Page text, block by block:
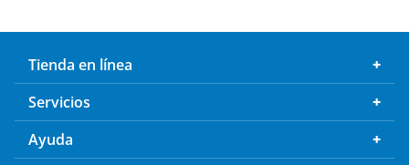
Tienda en línea
Servicios
Ayuda